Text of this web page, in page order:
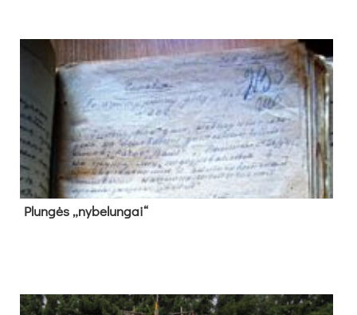
Plun­gės „ny­be­lun­gai“